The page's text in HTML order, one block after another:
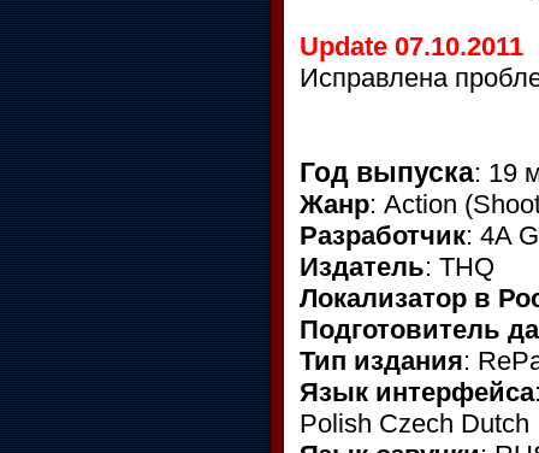
Update 07.10.2011
Исправлена
Год выпуска: 19
Жанр: Action
Разработчик: 4A
Издатель: THQ
Локализатор в
Подготовитель
Тип издания:
Язык интерфейса
Polish Czech Dutch